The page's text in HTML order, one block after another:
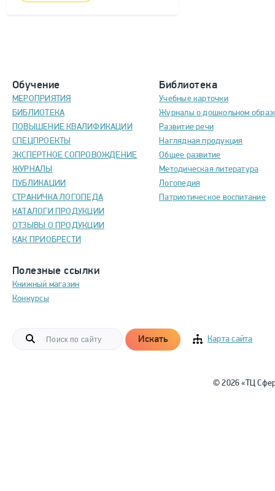
Обучение
МЕРОПРИЯТИЯ
БИБЛИОТЕКА
ПОВЫШЕНИЕ КВАЛИФИКАЦИИ
СПЕЦПРОЕКТЫ
ЭКСПЕРТНОЕ СОПРОВОЖДЕНИЕ
ЖУРНАЛЫ
ПУБЛИКАЦИИ
СТРАНИЧКА ЛОГОПЕДА
КАТАЛОГИ ПРОДУКЦИИ
ОТЗЫВЫ О ПРОДУКЦИИ
КАК ПРИОБРЕСТИ
Полезные ссылки
Книжный магазин
Конкурсы
Библиотека
Учебные карточки
Журналы о дошкольном
Развитие речи
Наглядная продукция
Общее развитие
Методическая литература
Логопедия
Патриотическое воспитание
Искать Карта сайта
© 2026 «ТЦ